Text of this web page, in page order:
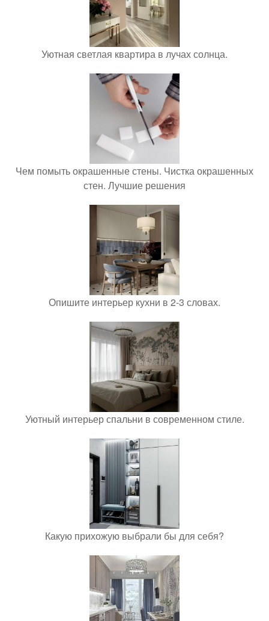
Уютная светлая квартира в лучах солнца.
Чем помыть окрашенные стены. Чистка окрашенных
стен. Лучшие решения
Опишите интерьер кухни в 2-3 словах.
Уютный интерьер спальни в современном стиле.
Какую прихожую выбрали бы для себя?